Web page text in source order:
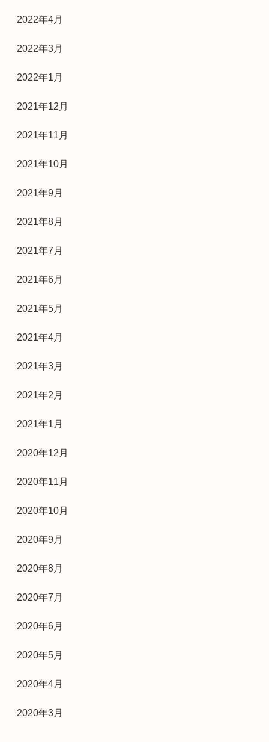
2022年4月
2022年3月
2022年1月
2021年12月
2021年11月
2021年10月
2021年9月
2021年8月
2021年7月
2021年6月
2021年5月
2021年4月
2021年3月
2021年2月
2021年1月
2020年12月
2020年11月
2020年10月
2020年9月
2020年8月
2020年7月
2020年6月
2020年5月
2020年4月
2020年3月